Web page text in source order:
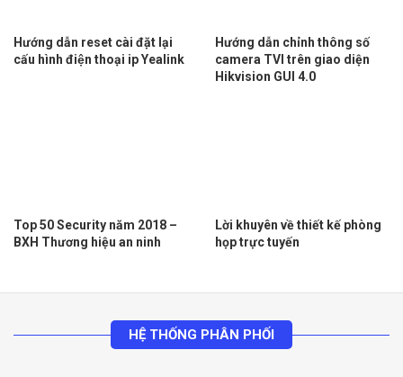
Hướng dẫn reset cài đặt lại
cấu hình điện thoại ip Yealink
Hướng dẫn chỉnh thông số
camera TVI trên giao diện
Hikvision GUI 4.0
Top 50 Security năm 2018 –
BXH Thương hiệu an ninh
Lời khuyên về thiết kế phòng
họp trực tuyến
HỆ THỐNG PHÂN PHỐI